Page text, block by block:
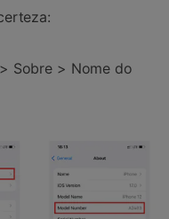
Sobre > Nome do